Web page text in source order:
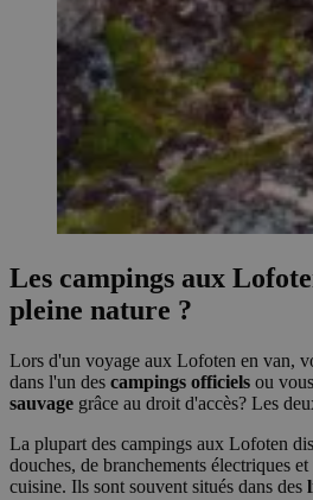
Les campings aux
pleine nature ?
Lors d'un voyage aux Lofoten en van,
dans l'un des campings officiels ou
sauvage grâce au droit d'accès? Les
La plupart des campings aux Lofoten
douches, de branchements électriques
cuisine. Ils sont souvent situés dans des